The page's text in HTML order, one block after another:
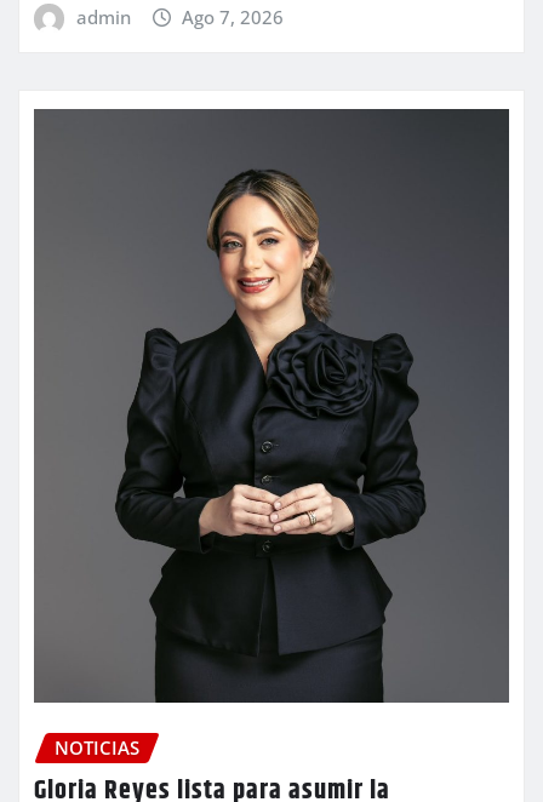
admin Ago 7, 2026
NOTICIAS
Gloria Reyes lista para asumir la